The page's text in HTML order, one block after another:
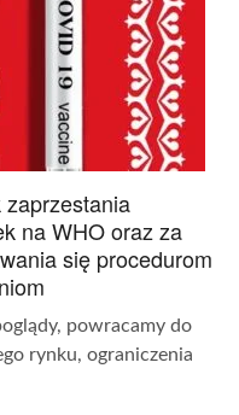
na WHO oraz za
się procedurom
powracamy do
rynku, ograniczenia